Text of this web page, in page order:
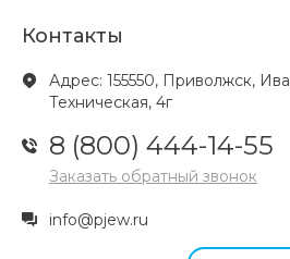
Контакты
Адрес: 155550, Приволжск,
Техническая, 4г
8 (800) 444-14-55
Заказать обратный звонок
info@pjew.ru